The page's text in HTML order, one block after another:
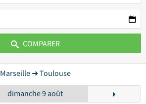
COMPARER
Marseille ➜ Toulouse
dimanche 9 août